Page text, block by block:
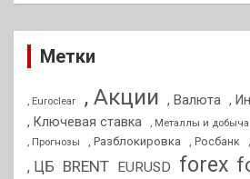
Метки
, Euroclear , Акции , Валюта ,
, Ключевая ставка
, Металлы и добыча
, Прогнозы , Разблокировка , Росбанк
, ЦБ BRENT EURUSD forex